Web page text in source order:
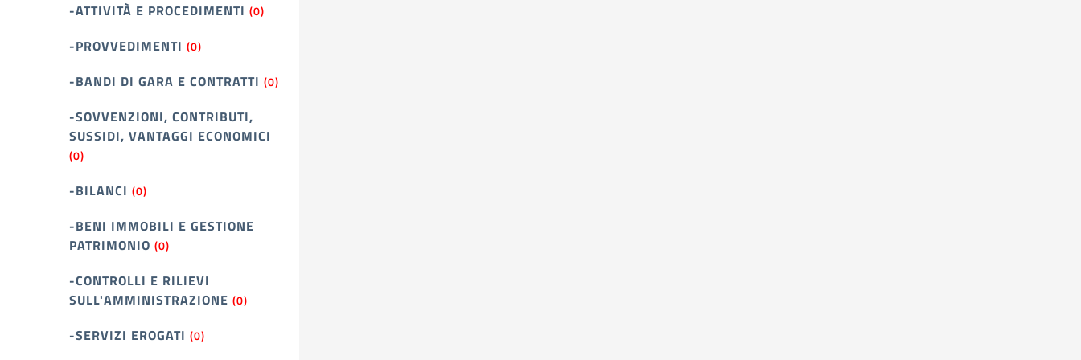
-ATTIVITÀ E PROCEDIMENTI (0)
-PROVVEDIMENTI (0)
-BANDI DI GARA E CONTRATTI (0)
-SOVVENZIONI, CONTRIBUTI,
SUSSIDI, VANTAGGI ECONOMICI
(0)
-BILANCI (0)
-BENI IMMOBILI E GESTIONE
PATRIMONIO (0)
-CONTROLLI E RILIEVI
SULL'AMMINISTRAZIONE (0)
-SERVIZI EROGATI (0)